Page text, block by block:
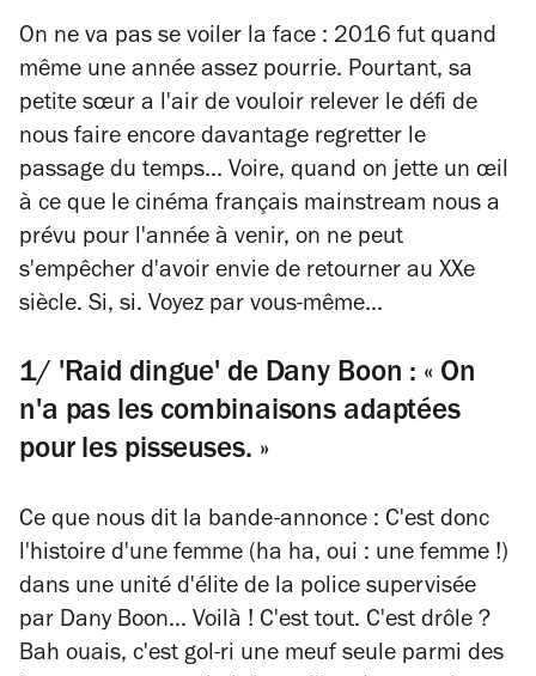
On ne va pas se voiler la face : 2016 fut quand
même une année assez pourrie. Pourtant, sa
petite sœur a l'air de vouloir relever le défi de
nous faire encore davantage regretter le
passage du temps... Voire, quand on jette un œil
à ce que le cinéma français mainstream nous a
prévu pour l'année à venir, on ne peut
s'empêcher d'avoir envie de retourner au XXe
siècle. Si, si. Voyez par vous-même...
1/ 'Raid dingue' de Dany Boon : « On
n'a pas les combinaisons adaptées
pour les pisseuses. »
Ce que nous dit la bande-annonce : C'est donc
l'histoire d'une femme (ha ha, oui : une femme !)
dans une unité d'élite de la police supervisée
par Dany Boon... Voilà ! C'est tout. C'est drôle ?
Bah ouais, c'est gol-ri une meuf seule parmi des